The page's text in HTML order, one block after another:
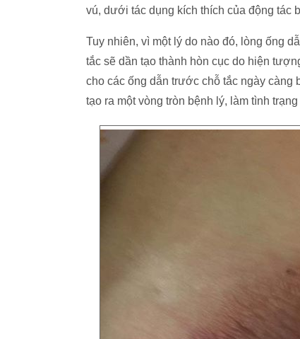
vú, dưới tác dụng kích thích của động tác
Tuy nhiên, vì một lý do nào đó, lòng ống
tắc sẽ dần tạo thành hòn cục do hiện
cho các ống dẫn trước chỗ tắc ngày càng
tạo ra một vòng tròn bệnh lý, làm tình